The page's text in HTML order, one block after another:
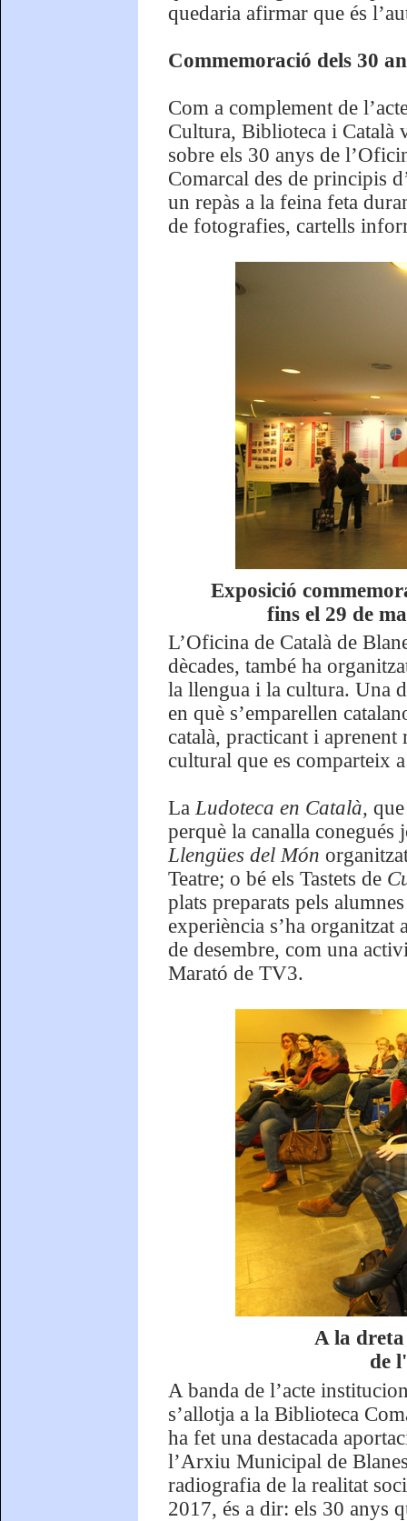
quedaria afirmar que és
Commemoració dels 30
Com a complement de
Cultura, Biblioteca i Català
sobre els 30 anys de
Comarcal des de principis
un repàs a la feina feta
de fotografies, cartells
Exposició
fins el 29 de
L’Oficina de Català de
dècades, també ha
la llengua i la cultura. Una
en què s’emparellen
català, practicant i
cultural que es comparteix
LaLudoteca en Català,
perquè la canalla conegués
Llengües del Món
Teatre; o bé els Tastets de
plats preparats pels
experiència s’ha organitzat
de desembre, com una
Marató de TV3.
A la
de
A banda de l’acte
s’allotja a la Biblioteca
ha fet una destacada
l’Arxiu Municipal de
radiografia de la realitat
2017, és a dir: els 30 anys